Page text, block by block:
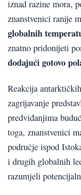
iznad razine mora,
znanstvenici ranije
globalnih
znatno pridonijeti
dodajući gotovo
Reakcija
zagrijavanje
predviđanjima
toga, znanstvenici
područje ispod
i drugih globalnih
razumjeli